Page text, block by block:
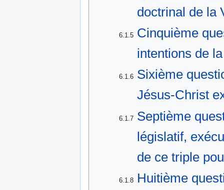
doctrinal de la
6.1.5 Cinquième
intentions de
6.1.6 Sixième
Jésus-Christ
6.1.7 Septième
législatif,
de ce triple
6.1.8 Huitième